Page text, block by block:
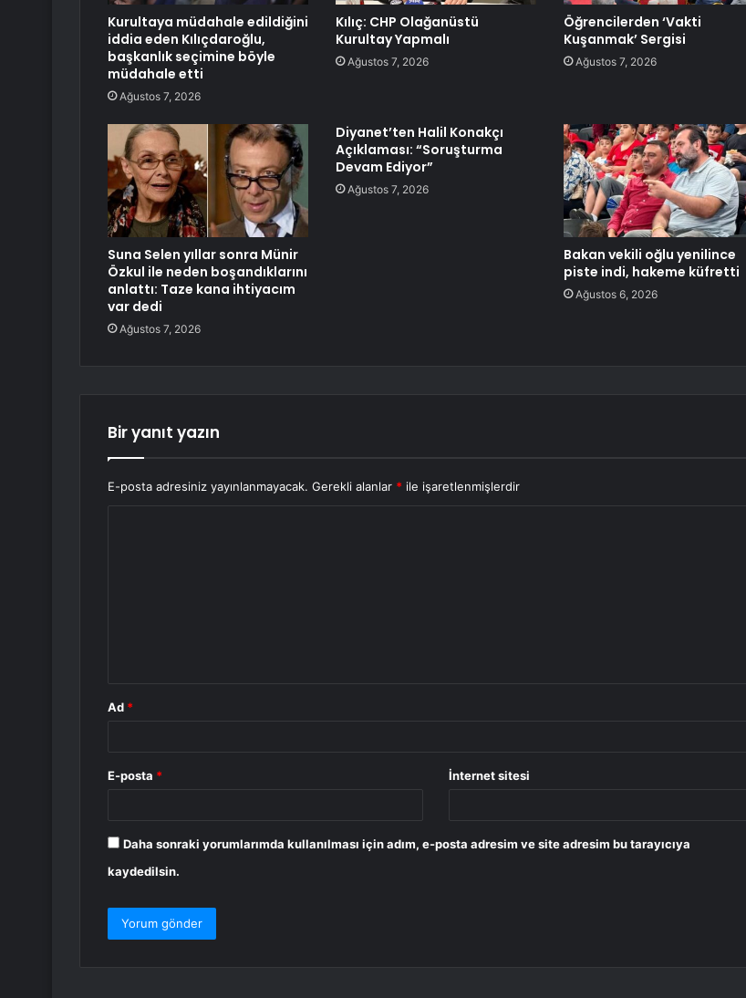
Kurultaya müdahale edildiğini
iddia eden Kılıçdaroğlu,
başkanlık seçimine böyle
müdahale etti
Ağustos 7, 2026
Kılıç: CHP Olağanüstü
Kurultay Yapmalı
Ağustos 7, 2026
Öğrencilerden ‘Vakti
Kuşanmak’ Sergisi
Ağustos 7, 2026
Suna Selen yıllar sonra Münir
Özkul ile neden boşandıklarını
anlattı: Taze kana ihtiyacım
var dedi
Ağustos 7, 2026
Diyanet’ten Halil Konakçı
Açıklaması: “Soruşturma
Devam Ediyor”
Ağustos 7, 2026
Bakan vekili oğlu yenilince
piste indi, hakeme küfretti
Ağustos 6, 2026
Bir yanıt yazın
E-posta adresiniz yayınlanmayacak. Gerekli alanlar * ile işaretlenmişlerdir
Ad *
E-posta * İnternet sitesi
Daha sonraki yorumlarımda kullanılması için adım, e-posta adresim ve site adresim bu tarayıcıya
kaydedilsin.